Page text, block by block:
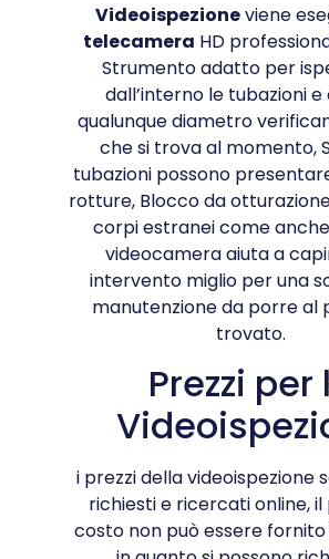
Videoispezioneviene
telecamera HD
Strumento adatto per
dall’interno le tubazioni e
qualunque diametro
che si trova al momento,
tubazioni possono
rotture, Blocco da
corpi estranei come
videocamera aiuta a
intervento miglio per una
manutenzione da porre al
trovato.
Prezzi per
i prezzi della videoispezione
richiesti e ricercati online, il
costo non può essere